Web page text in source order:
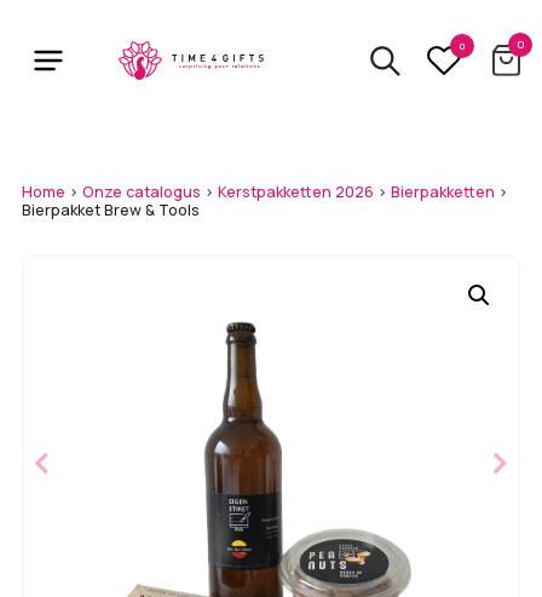
main
0 0
Home > Onze catalogus > Kerstpakketten 2026 > Bierpakketten >
Bierpakket Brew & Tools